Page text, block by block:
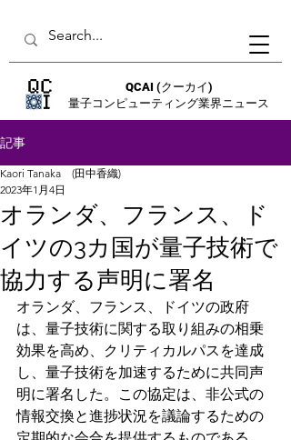
QCAI (クーカイ)
量子コンピューティング業界ニュース
記事
オランダ、フランス、ド
イツの3カ国が量子技術で
協力する声明に署名
Kaori Tanaka (田中香織)
2023年1月4日
オランダ、フランス、ドイツの政府
は、量子技術に関する取り組みの相乗
効果を高め、クリティカルパスを達成
し、量子技術を加速するために共同声
明に署名した。この協定は、非公式の
情報交換と進捗状況を議論するための